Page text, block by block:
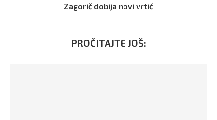
Zagorič dobija novi vrtić
PROČITAJTE JOŠ: